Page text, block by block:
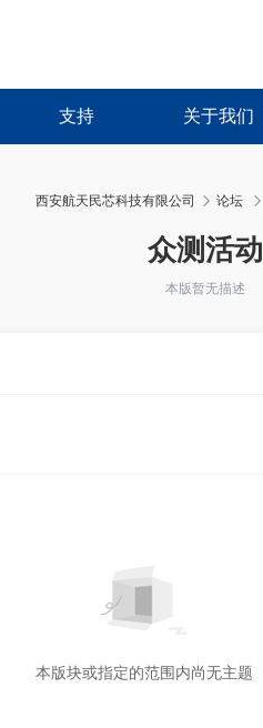
支持 关于我们
西安航天民芯科技有限公司 论坛
›
众测活动
本版暂无描述
本版块或指定的范围内尚无主题